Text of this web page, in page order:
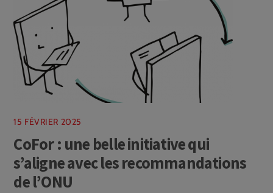
15 FÉVRIER 2025
CoFor : une belle initiative qui
s’aligne avec les recommandations
de l’ONU